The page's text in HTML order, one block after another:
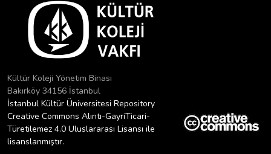
Kültür Koleji Yönetim Binası
Bakırköy 34156 İstanbul
İstanbul Kültür Üniversitesi Repository
Creative Commons Alıntı-GayriTicari-
Türetilemez 4.0 Uluslararası Lisansı ile
lisanslanmıştır.